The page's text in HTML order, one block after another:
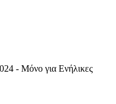
- Μόνο για Ενήλικες